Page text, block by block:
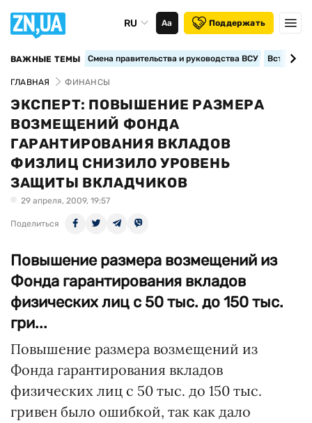
RU Аа Поддержать
ВАЖНЫЕ ТЕМЫ Смена правительства и руководства ВСУ
ГЛАВНАЯ ФИНАНСЫ
ЭКСПЕРТ: ПОВЫШЕНИЕ РАЗМЕРА
ВОЗМЕЩЕНИЙ ФОНДА
ГАРАНТИРОВАНИЯ ВКЛАДОВ
ФИЗЛИЦ СНИЗИЛО УРОВЕНЬ
ЗАЩИТЫ ВКЛАДЧИКОВ
29 апреля, 2009, 19:57
Поделиться
Повышение размера возмещений из
Фонда гарантирования вкладов
физических лиц с 50 тыс. до 150 тыс.
гри...
Повышение размера возмещений из
Фонда гарантирования вкладов
физических лиц с 50 тыс. до 150 тыс.
гривен было ошибкой, так как дало